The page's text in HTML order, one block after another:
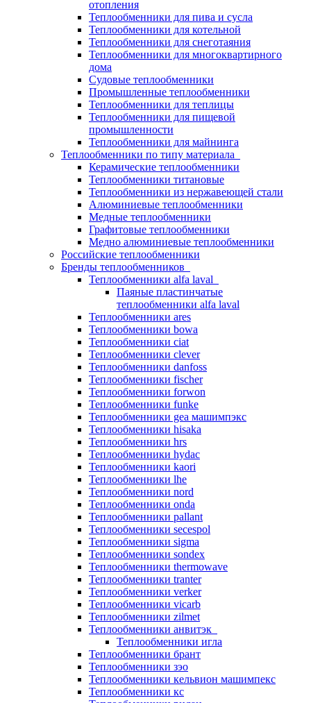
отопления
Теплообменники для пива и сусла
Теплообменники для котельной
Теплообменники для снеготаяния
Теплообменники для многоквартирного
дома
Судовые теплообменники
Промышленные теплообменники
Теплообменники для теплицы
Теплообменники для пищевой
промышленности
Теплообменники для майнинга
Теплообменники по типу материала
Керамические теплообменники
Теплообменники титановые
Теплообменники из нержавеющей стали
Алюминиевые теплообменники
Медные теплообменники
Графитовые теплообменники
Медно алюминиевые теплообменники
Российские теплообменники
Бренды теплообменников
Теплообменники alfa laval
Паяные пластинчатые
теплообменники alfa laval
Теплообменники ares
Теплообменники bowa
Теплообменники ciat
Теплообменники clever
Теплообменники danfoss
Теплообменники fischer
Теплообменники forwon
Теплообменники funke
Теплообменники gea машимпэкс
Теплообменники hisaka
Теплообменники hrs
Теплообменники hydac
Теплообменники kaori
Теплообменники lhe
Теплообменники nord
Теплообменники onda
Теплообменники pallant
Теплообменники secespol
Теплообменники sigma
Теплообменники sondex
Теплообменники thermowave
Теплообменники tranter
Теплообменники verker
Теплообменники vicarb
Теплообменники zilmet
Теплообменники анвитэк
Теплообменники игла
Теплообменники брант
Теплообменники зэо
Теплообменники кельвион машимпекс
Теплообменники кс